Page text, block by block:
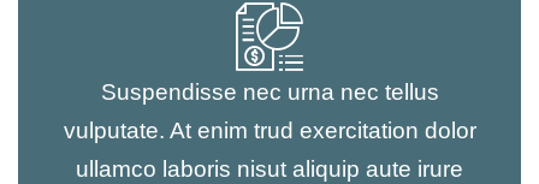
Suspendisse nec urna nec tellus
vulputate. At enim trud exercitation dolor
ullamco laboris nisut aliquip aute irure